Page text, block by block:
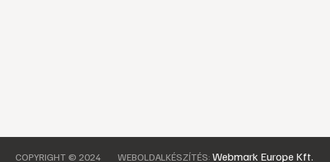
COPYRIGHT © 2024 WEBOLDALKÉSZÍTÉS: Webmark Europe Kft.